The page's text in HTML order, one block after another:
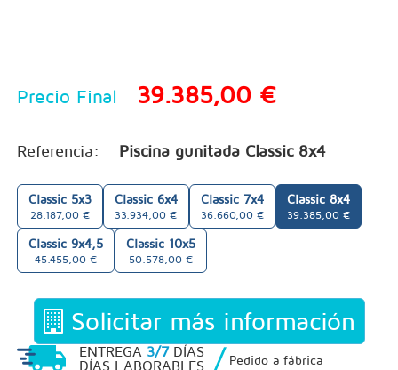
Precio Final 39.385,00 €
Referencia: Piscina gunitada Classic 8x4
Classic 5x3
28.187,00 €
Classic 6x4
33.934,00 €
Classic 7x4
36.660,00 €
Classic 8x4
39.385,00 €
Classic 9x4,5
45.455,00 €
Classic 10x5
50.578,00 €
Solicitar más información
ENTREGA 3/7DÍAS
DÍAS LABORABLES
/ Pedido a fábrica